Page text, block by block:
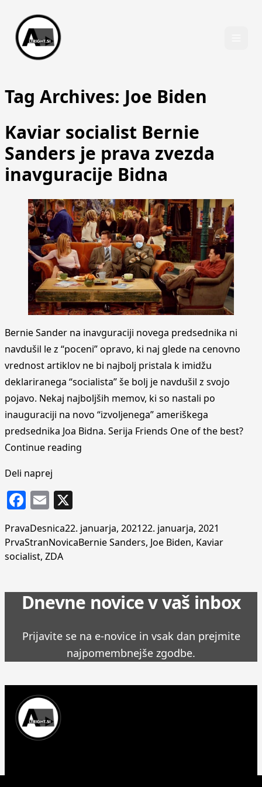
Skip to content
Tag Archives: Joe Biden
Kaviar socialist Bernie
Sanders je prava zvezda
inavguracije Bidna
Bernie Sander na inavguraciji novega predsednika ni
navdušil le z “poceni” opravo, ki naj glede na cenovno
vrednost artiklov ne bi najbolj pristala k imidžu
deklariranega “socialista” še bolj je navdušil z svojo
pojavo. Nekaj najboljših memov, ki so nastali po
inauguraciji na novo “izvoljenega” ameriškega
predsednika Joa Bidna. Serija Friends One of the best?
Continue reading
Deli naprej
Facebook
Email
Posted by
PravaDesnica22. januarja, 202122. januarja, 2021
PrvaStranNovicaTags:
Bernie Sanders, Joe Biden, Kaviar
socialist, ZDA
Dnevne novice v vaš inbox
Prijavite se na e-novice in vsak dan prejmite
najpomembnejše zgodbe.